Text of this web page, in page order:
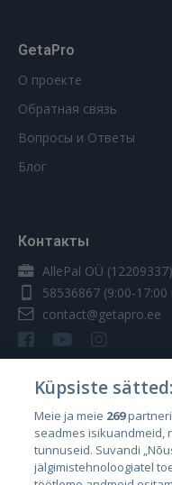
GetaPro
О проекте
Обратная связь
Вопросы и Ответы
Блог
Контакты
AllePal OÜ (12209337)
58536867 (9:00-17:00
contact@getapro.ee
Страны
Эстония
Латвия
Küpsiste sätted:
Meie ja meie 269
seadmes isikuandmeid,
tunnuseid. Suvandi
jälgimistehnoloogiatel